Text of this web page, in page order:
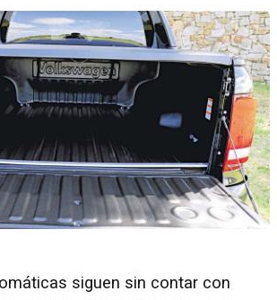
siguen sin contar con